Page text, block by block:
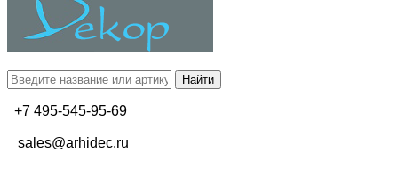
+7 495-545-95-69
sales@arhidec.ru